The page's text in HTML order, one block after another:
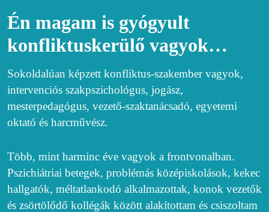
Én magam is gyógyult
konfliktuskerülő vagyok…
Sokoldalúan képzett konfliktus-szakember vagyok,
intervenciós szakpszichológus, jogász,
mesterpedagógus, vezető-szaktanácsadó, egyetemi
oktató és harcművész.
Több, mint harminc éve vagyok a frontvonalban.
Pszichiátriai betegek, problémás középiskolások, kekec
hallgatók, méltatlankodó alkalmazottak, konok vezetők
és zsörtölődő kollégák között alakítottam és csiszoltam